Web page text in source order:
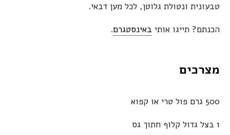
טבעונית ונטולת גלוטן, לכל מען דבאי.
הכנתם? תייגו אותי באינסטגרם.
מצרכים
500 גרם פול טרי או קפוא
1 בצל גדול קלוף חתוך גס